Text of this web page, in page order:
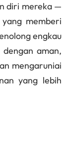
diri mereka —
memberi
engkau
aman,
mengaruniai
yang lebih